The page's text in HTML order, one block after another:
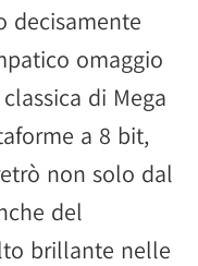
decisamente
omaggio
di Mega
a 8 bit,
non solo dal
del
brillante nelle